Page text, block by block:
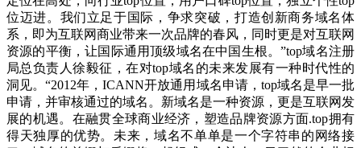
位迈进。我们立足于国际，争求突破，打造创新商务域名体
系，即为互联网商业带来一次品牌的春风，同时更是对互联网
资源的平衡，让国际通用顶级域名在中国生根。”top域名注册
局总负责人徐毅征，在对top域名的未来发展有一种时代性的
洞见。“2012年，ICANN开放通用域名申请，top域名是早一批
申请，并审核通过的域名。新域名是一种资源，更是互联网发
展的机遇。在融贯全球商业经济，塑造品牌资源方面.top拥有
得天独厚的优势。未来，域名不单单是一个字符串的网络接